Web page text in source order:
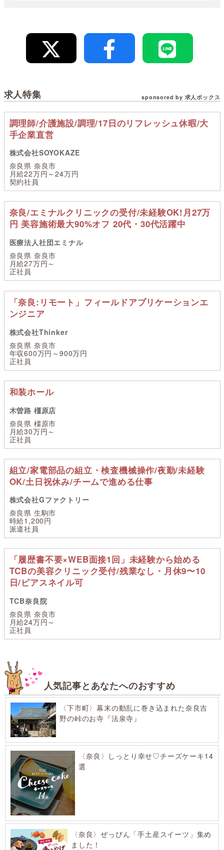
求人特集 sponsored by 求人ボックス
調理師/介護施設/調理/17日のリフレッシュ休暇/大
手企業直営
株式会社SOYOKAZE
奈良県 奈良市
月給22万円～24万円
契約社員
奈良/エミナルクリニックの受付/未経験OK!月27万
円 美容施術最大90%オフ 20代・30代活躍中
医療法人社団エミナル
奈良県 奈良市
月給27万円～
正社員
「奈良:リモート」フィールドアプリケーションエ
ンジニア
株式会社Thinker
奈良県 奈良市
年収600万円～900万円
正社員
和装ホール
木曽路 橿原店
奈良県 橿原市
月給30万円～
正社員
組立/家電部品の組立・検査機械操作/夜勤/未経験
OK/土日祝休み/チームで進める仕事
株式会社Gファクトリー
奈良県 生駒市
時給1,200円
派遣社員
「履歴書不要×WEB面接1回」未経験から始める
TCBの美容クリニック受付/残業なし・月休9〜10
日/ピアスネイル可
TCB奈良院
奈良県 奈良市
月給24万円～
正社員
人気記事とあなたへのおすすめ
〈下市町〉幕末の動乱に巻き込まれた奈良吉
野の峠のお寺『法泉寺』
〈奈良〉しっとり幸せ♡チーズケーキ14
選
〈奈良〉ぜっぴん「手土産スイーツ」集め
ました！